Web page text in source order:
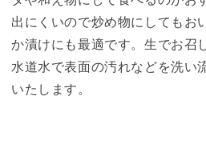
り
(群
馬
県
産)
り
馬
県
出にくいので炒め物にしてもお
か漬けにも最適です。生でお召
水道水で表面の汚れなどを洗い
いたします。